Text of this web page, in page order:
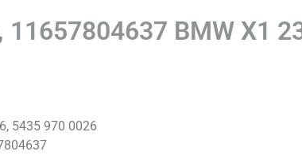
11657804637 BMW X1
5435 970 0026